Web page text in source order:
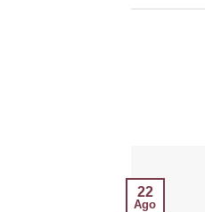
22
Ago